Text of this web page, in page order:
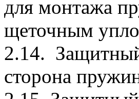
для монтажа
щеточным
2.14.
сторона